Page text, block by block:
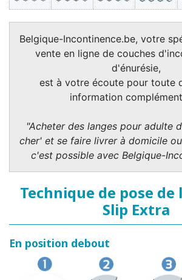
Belgique-Incontinence.be, votre
vente en ligne de couches
d'énurésie,
est à votre écoute pour toute
information
"Acheter des langes pour adulte
cher' et se faire livrer à domicile
c'est possible avec Belgique-
Technique de pose de
Slip Extra
En position debout